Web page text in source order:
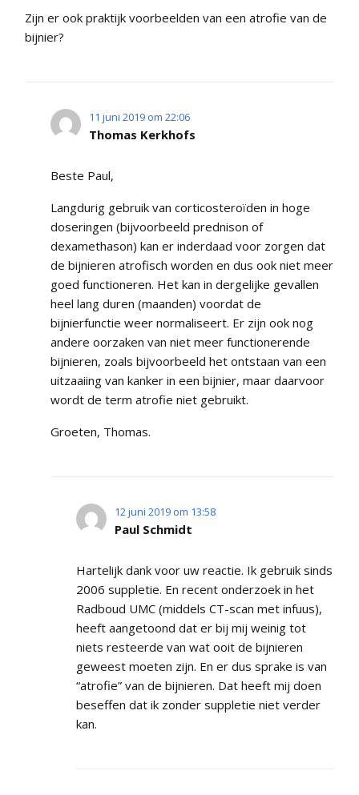
Zijn er ook praktijk voorbeelden van een atrofie van de
bijnier?
11 juni 2019 om 22:06
Thomas Kerkhofs
Beste Paul,
Langdurig gebruik van corticosteroïden in hoge
doseringen (bijvoorbeeld prednison of
dexamethason) kan er inderdaad voor zorgen dat
de bijnieren atrofisch worden en dus ook niet meer
goed functioneren. Het kan in dergelijke gevallen
heel lang duren (maanden) voordat de
bijnierfunctie weer normaliseert. Er zijn ook nog
andere oorzaken van niet meer functionerende
bijnieren, zoals bijvoorbeeld het ontstaan van een
uitzaaiing van kanker in een bijnier, maar daarvoor
wordt de term atrofie niet gebruikt.
Groeten, Thomas.
12 juni 2019 om 13:58
Paul Schmidt
Hartelijk dank voor uw reactie. Ik gebruik sinds
2006 suppletie. En recent onderzoek in het
Radboud UMC (middels CT-scan met infuus),
heeft aangetoond dat er bij mij weinig tot
niets resteerde van wat ooit de bijnieren
geweest moeten zijn. En er dus sprake is van
“atrofie” van de bijnieren. Dat heeft mij doen
beseffen dat ik zonder suppletie niet verder
kan.